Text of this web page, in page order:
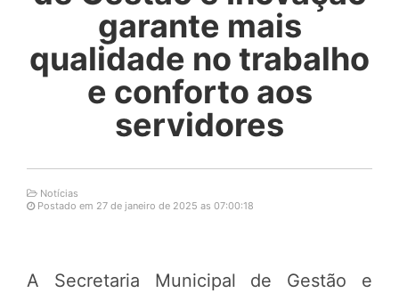
garante mais
qualidade no trabalho
e conforto aos
servidores
Notícias
Postado em 27 de janeiro de 2025 as 07:00:18
A Secretaria Municipal de Gestão e